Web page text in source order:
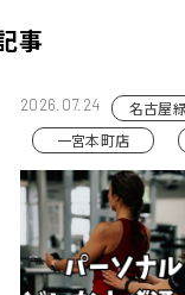
事
2026.07.24
名古屋
一宮本町店